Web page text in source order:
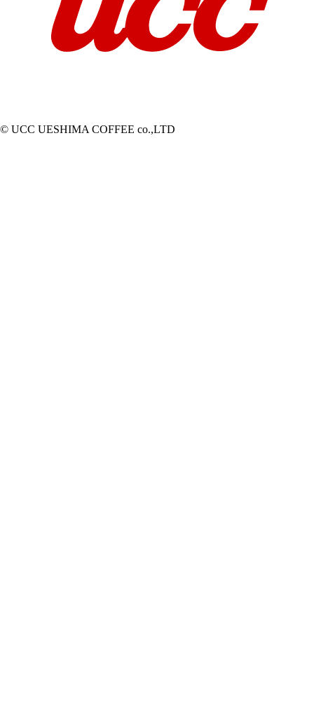
© UCC UESHIMA COFFEE co.,LTD